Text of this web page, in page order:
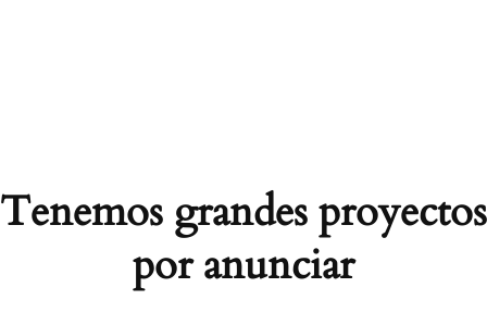
Tenemos grandes proyectos
por anunciar